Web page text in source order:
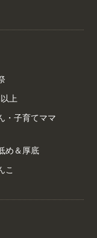
上
・子育てママ
め＆厚底
こ